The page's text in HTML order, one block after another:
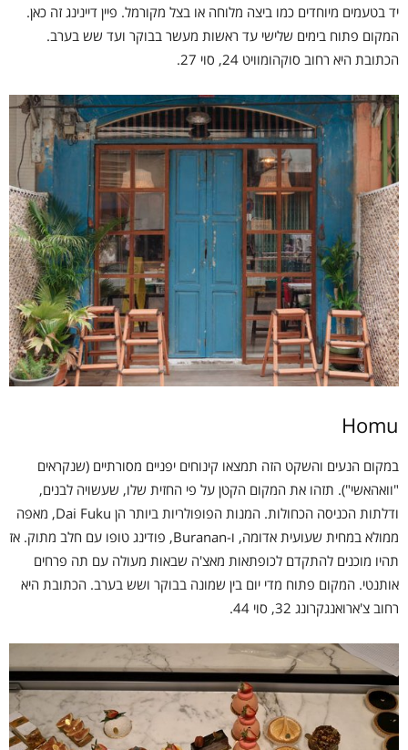
יד בטעמים מיוחדים כמו ביצה מלוחה או בצל מקורמל. פיין דיינינג זה כאן.
המקום פתוח בימים שלישי עד ראשות מעשר בבוקר ועד שש בערב.
הכתובת היא רחוב סוקהומוויט 24, סוי 27.
Homu
במקום הנעים והשקט הזה תמצאו קינוחים יפניים מסורתיים (שנקראים
"וואהאשי"). תזהו את המקום הקטן על פי החזית שלו, שעשויה לבנים,
ודלתות הכניסה הכחולות. המנות הפופולריות ביותר הן Dai Fuku, מאפה
ממולא במחית שעועית אדומה, ו-Buranan, פודינג טופו עם חלב מתוק. אז
תהיו מוכנים להתקדם לכופתאות מאצ'ה שבאות מעולה עם תה פרחים
אותנטי. המקום פתוח מדי יום בין שמונה בבוקר ושש בערב. הכתובת היא
רחוב צ'ארואנגקרונג 32, סוי 44.